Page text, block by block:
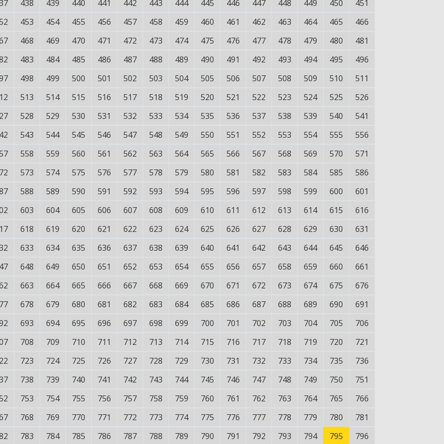
438 439 440 441 442 443 444 445 446 447 448 449 450
451
453 454 455 456 457 458 459 460 461 462 463 464 465
466
468 469 470 471 472 473 474 475 476 477 478 479 480
481
483 484 485 486 487 488 489 490 491 492 493 494 495
496
498 499 500 501 502 503 504 505 506 507 508 509 510
511
513 514 515 516 517 518 519 520 521 522 523 524 525
526
528 529 530 531 532 533 534 535 536 537 538 539 540
541
543 544 545 546 547 548 549 550 551 552 553 554 555
556
558 559 560 561 562 563 564 565 566 567 568 569 570
571
573 574 575 576 577 578 579 580 581 582 583 584 585
586
588 589 590 591 592 593 594 595 596 597 598 599 600
601
603 604 605 606 607 608 609 610 611 612 613 614 615
616
618 619 620 621 622 623 624 625 626 627 628 629 630
631
633 634 635 636 637 638 639 640 641 642 643 644 645
646
648 649 650 651 652 653 654 655 656 657 658 659 660
661
663 664 665 666 667 668 669 670 671 672 673 674 675
676
678 679 680 681 682 683 684 685 686 687 688 689 690
691
693 694 695 696 697 698 699 700 701 702 703 704 705
706
708 709 710 711 712 713 714 715 716 717 718 719 720
721
723 724 725 726 727 728 729 730 731 732 733 734 735
736
738 739 740 741 742 743 744 745 746 747 748 749 750
751
753 754 755 756 757 758 759 760 761 762 763 764 765
766
768 769 770 771 772 773 774 775 776 777 778 779 780
781
783 784 785 786 787 788 789 790 791 792 793 794 795 796